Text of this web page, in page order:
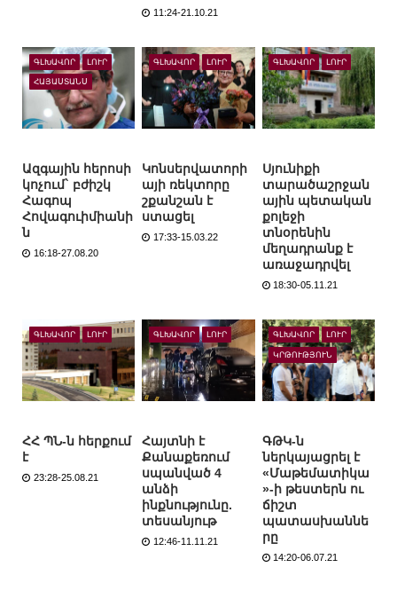
11:24-21.10.21
ԳԼԽԱՎՈՐ ԼՈՒՐ
ՀԱՅԱՍՏԱՆՍ
Ազգային հերոսի
կոչում` բժիշկ
Հագոպ
Հովագուիմիանի
ն
16:18-27.08.20
ԳԼԽԱՎՈՐ ԼՈՒՐ
Կոնսերվատորի
այի ռեկտորը
շքանշան է
ստացել
17:33-15.03.22
ԳԼԽԱՎՈՐ ԼՈՒՐ
Սյունիքի
տարածաշրջան
ային պետական
քոլեջի
տնօրենին
մեղադրանք է
առաջադրվել
18:30-05.11.21
ԳԼԽԱՎՈՐ ԼՈՒՐ
ՀՀ ՊՆ-ն հերքում
է
23:28-25.08.21
ԳԼԽԱՎՈՐ ԼՈՒՐ
Հայտնի է
Քանաքեռում
սպանված 4
անձի
ինքնությունը.
տեսանյութ
12:46-11.11.21
ԳԼԽԱՎՈՐ ԼՈՒՐ
ԿՐԹՈՒԹՅՈՒՆ
ԳԹԿ-ն
ներկայացրել է
«Մաթեմատիկա
»-ի թեստերն ու
ճիշտ
պատասխաննե
րը
14:20-06.07.21